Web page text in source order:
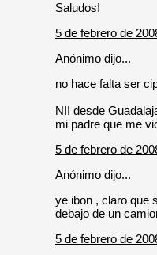
Saludos!
5 de febrero de
Anónimo dijo...
no hace falta ser
NII desde
mi padre que me
5 de febrero de
Anónimo dijo...
ye ibon , claro que
debajo de un
5 de febrero de